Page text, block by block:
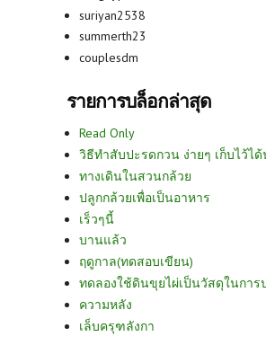
suriyan2538
summerth23
couplesdm
รายการบล็อกล่าสุด
Read Only
วิธีทำสับปะรดกวน ง่ายๆ เก็บไว้ไ
ทางเดินในสวนกล้วย
ปลูกกล้วยเพื่อเป็นอาหาร
เร็วๆนี้
บานแล้ว
ฤดูกาล(ทดสอบเขียน)
ทดลองใช้ดินขุยไผ่เป็นวัสดุในการ
ความหลัง
เล็บครุฑลังกา